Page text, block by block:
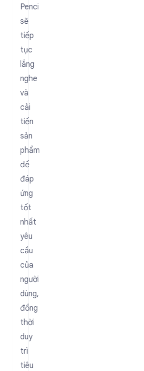
Penci
sẽ
tiếp
tục
lắng
nghe
và
cải
tiến
sản
phẩm
để
đáp
ứng
tốt
nhất
yêu
cầu
của
người
dùng,
đồng
thời
duy
trì
tiêu